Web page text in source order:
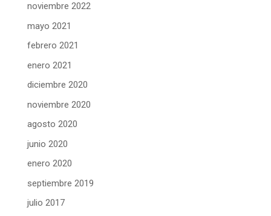
noviembre 2022
mayo 2021
febrero 2021
enero 2021
diciembre 2020
noviembre 2020
agosto 2020
junio 2020
enero 2020
septiembre 2019
julio 2017